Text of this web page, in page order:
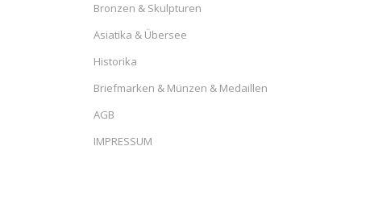
Bronzen & Skulpturen
Asiatika & Übersee
Historika
Briefmarken & Münzen & Medaillen
AGB
IMPRESSUM